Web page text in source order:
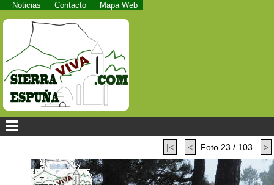
Noticias Contacto Mapa Web
|< < Foto 23 / 103 >